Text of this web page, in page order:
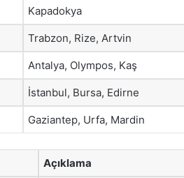
Kapadokya
Trabzon, Rize, Artvin
Antalya, Olympos, Kaş
İstanbul, Bursa, Edirne
Gaziantep, Urfa, Mardin
Açıklama